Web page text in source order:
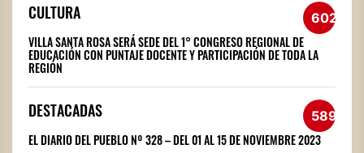
CULTURA 602
VILLA SANTA ROSA SERÁ SEDE DEL 1° CONGRESO REGIONAL DE
EDUCACIÓN CON PUNTAJE DOCENTE Y PARTICIPACIÓN DE TODA LA
REGIÓN
DESTACADAS 589
EL DIARIO DEL PUEBLO Nº 328 – DEL 01 AL 15 DE NOVIEMBRE 2023